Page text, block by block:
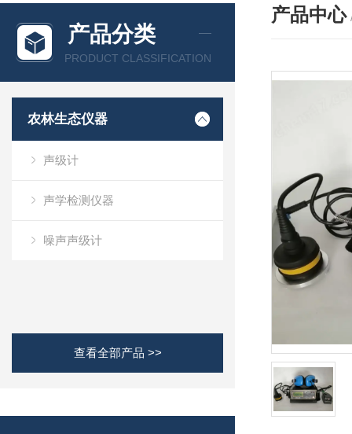
产品分类
PRODUCT CLASSIFICATION
农林生态仪器
声级计
声学检测仪器
噪声声级计
查看全部产品 >>
产品中心